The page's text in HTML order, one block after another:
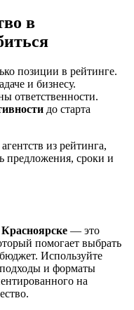
в
позиции в рейтинге.
и бизнесу.
ответственности.
до старта
из рейтинга,
предложения, сроки и
— это
помогает выбрать
Используйте
подходы и форматы
на